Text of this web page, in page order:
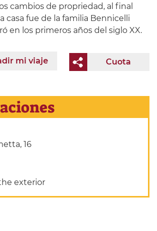
cambios de propriedad, al final
casa fue de la familia Bennicelli
en los primeros años del siglo XX.
Cuota
mi viaje
16
exterior